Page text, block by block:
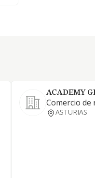
ACADEMY
Comercio de
ASTURIAS